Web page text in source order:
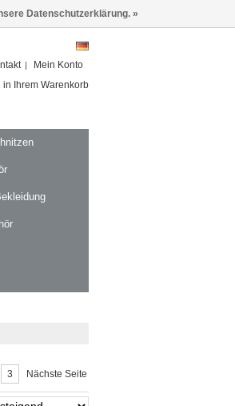
Mein Konto
in Ihrem Warenkorb
3 Nächste Seite
Datenschutzerklärung. »